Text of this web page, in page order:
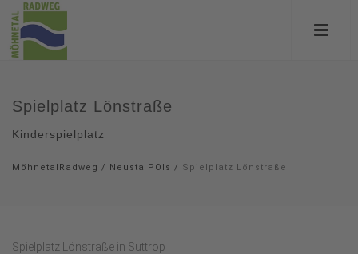
Spielplatz Lönstraße
Kinderspielplatz
MöhnetalRadweg / Neusta POIs / Spielplatz Lönstraße
Spielplatz Lönstraße in Suttrop